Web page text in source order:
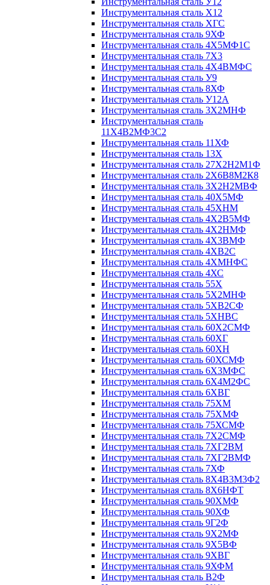
Инструментальная сталь Х12
Инструментальная сталь ХГС
Инструментальная сталь 9ХФ
Инструментальная сталь 4Х5МФ1С
Инструментальная сталь 7Х3
Инструментальная сталь 4Х4ВМФС
Инструментальная сталь У9
Инструментальная сталь 8ХФ
Инструментальная сталь У12А
Инструментальная сталь 3Х2МНФ
Инструментальная сталь
11Х4В2МФ3С2
Инструментальная сталь 11ХФ
Инструментальная сталь 13Х
Инструментальная сталь 27Х2Н2М1Ф
Инструментальная сталь 2Х6В8М2К8
Инструментальная сталь 3Х2Н2МВФ
Инструментальная сталь 40Х5МФ
Инструментальная сталь 45ХНМ
Инструментальная сталь 4Х2В5МФ
Инструментальная сталь 4Х2НМФ
Инструментальная сталь 4Х3ВМФ
Инструментальная сталь 4ХВ2С
Инструментальная сталь 4ХМНФС
Инструментальная сталь 4ХС
Инструментальная сталь 55Х
Инструментальная сталь 5Х2МНФ
Инструментальная сталь 5ХВ2СФ
Инструментальная сталь 5ХНВС
Инструментальная сталь 60Х2СМФ
Инструментальная сталь 60ХГ
Инструментальная сталь 60ХН
Инструментальная сталь 60ХСМФ
Инструментальная сталь 6Х3МФС
Инструментальная сталь 6Х4М2ФС
Инструментальная сталь 6ХВГ
Инструментальная сталь 75ХМ
Инструментальная сталь 75ХМФ
Инструментальная сталь 75ХСМФ
Инструментальная сталь 7Х2СМФ
Инструментальная сталь 7ХГ2ВМ
Инструментальная сталь 7ХГ2ВМФ
Инструментальная сталь 7ХФ
Инструментальная сталь 8Х4В3М3Ф2
Инструментальная сталь 8Х6НФТ
Инструментальная сталь 90ХМФ
Инструментальная сталь 90ХФ
Инструментальная сталь 9Г2Ф
Инструментальная сталь 9Х2МФ
Инструментальная сталь 9Х5ВФ
Инструментальная сталь 9ХВГ
Инструментальная сталь 9ХФМ
Инструментальная сталь В2Ф